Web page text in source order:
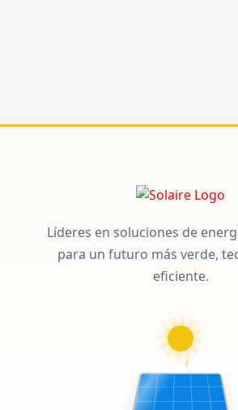
Líderes en soluciones de
para un futuro más verde,
eficiente.